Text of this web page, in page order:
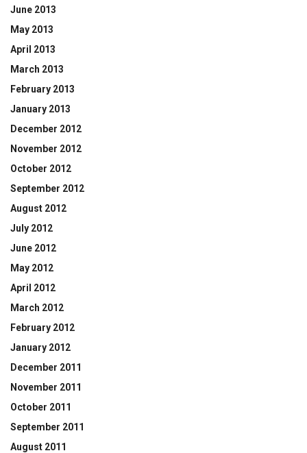
June 2013
May 2013
April 2013
March 2013
February 2013
January 2013
December 2012
November 2012
October 2012
September 2012
August 2012
July 2012
June 2012
May 2012
April 2012
March 2012
February 2012
January 2012
December 2011
November 2011
October 2011
September 2011
August 2011